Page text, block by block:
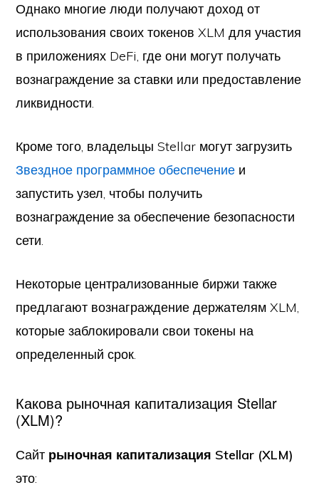
Однако многие люди получают доход от
использования своих токенов XLM для участия
в приложениях DeFi, где они могут получать
вознаграждение за ставки или предоставление
ликвидности.
Кроме того, владельцы Stellar могут загрузить
Звездное программное обеспечение и
запустить узел, чтобы получить
вознаграждение за обеспечение безопасности
сети.
Некоторые централизованные биржи также
предлагают вознаграждение держателям XLM,
которые заблокировали свои токены на
определенный срок.
Какова рыночная капитализация Stellar
(XLM)?
Сайт рыночная капитализация Stellar (XLM)
это: